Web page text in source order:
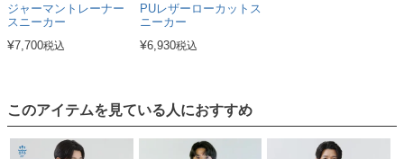
ジャーマントレーナー
スニーカー
¥7,700税込
PUレザーローカットス
ニーカー
¥6,930税込
このアイテムを見ている人におすすめ